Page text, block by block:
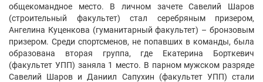
общекомандное место. В личном зачете Савелий Шаров
(строительный факультет) стал серебряным призером,
Ангелина Куценкова (гуманитарный факультет) – бронзовым
призером. Среди спортсменов, не попавших в команды, была
образована вторая группа, где Екатерина Борткевич
(факультет УПП) заняла 1 место. В парном мужском разряде
Савелий Шаров и Даниил Сапухин (факультет УПП) стали